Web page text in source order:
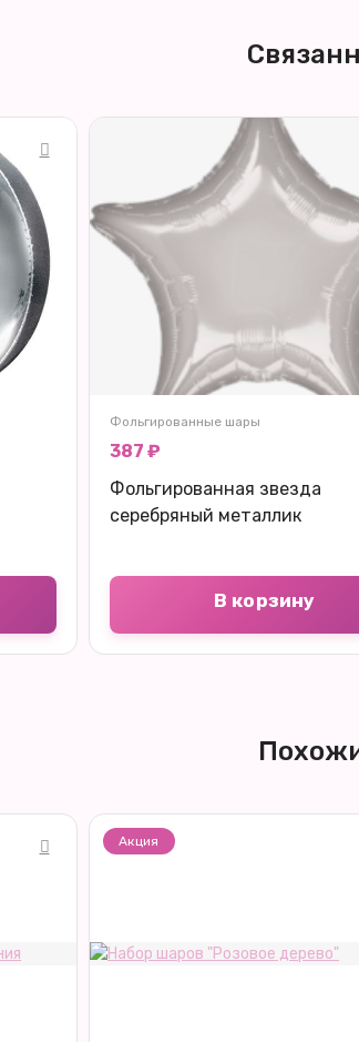
Фольгированные шары
387 ₽
Фольгированная звезда
серебряный металлик
В корзину
Акция